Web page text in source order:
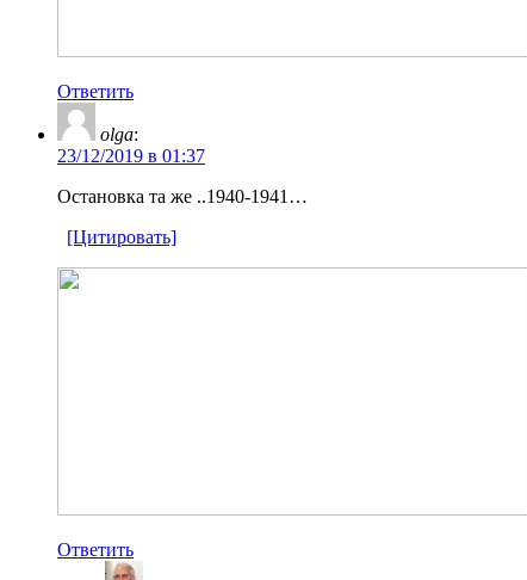
Ответить
olga:
23/12/2019 в 01:37
Остановка та же ..1940-1941…
[Цитировать]
Ответить